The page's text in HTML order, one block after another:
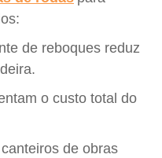
de reboques reduz
o custo total do
de obras